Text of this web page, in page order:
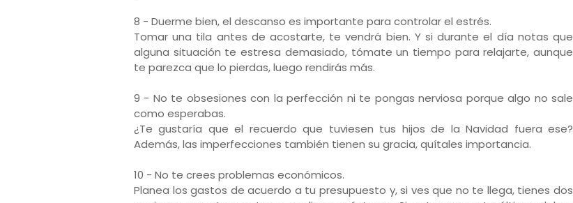
8 - Duerme bien, el descanso es importante para controlar el estrés.
Tomar una tila antes de acostarte, te vendrá bien. Y si durante el día notas que
alguna situación te estresa demasiado, tómate un tiempo para relajarte, aunque
te parezca que lo pierdas, luego rendirás más.
9 - No te obsesiones con la perfección ni te pongas nerviosa porque algo no sale
como esperabas.
¿Te gustaría que el recuerdo que tuviesen tus hijos de la Navidad fuera ese?
Además, las imperfecciones también tienen su gracia, quítales importancia.
10 - No te crees problemas económicos.
Planea los gastos de acuerdo a tu presupuesto y, si ves que no te llega, tienes dos